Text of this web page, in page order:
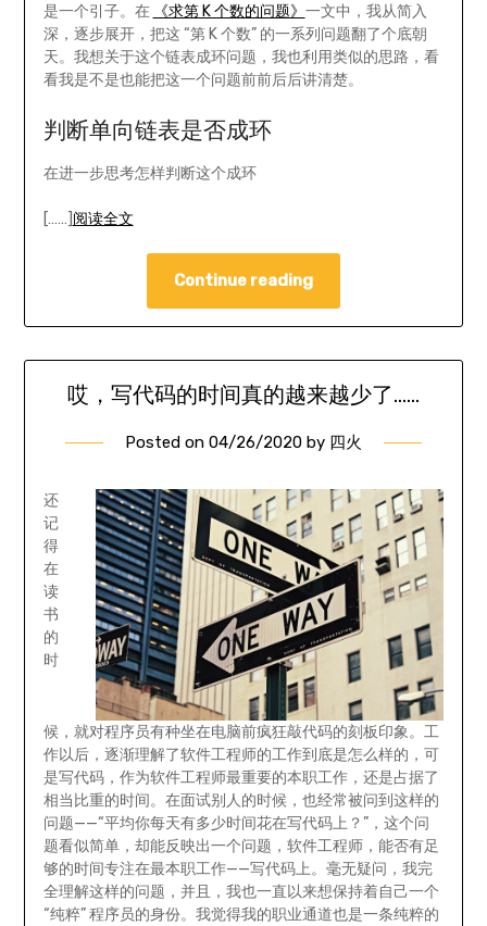
是一个引子。在
《求第 K 个数的问题》 一文中，我从简入
深，逐步展开，把这 “第 K 个数” 的一系列问题翻了个底朝
天。我想关于这个链表成环问题，我也利用类似的思路，看
看我是不是也能把这一个问题前前后后讲清楚。
判断单向链表是否成环
在进一步思考怎样判断这个成环
[……] 阅读全文
Continue reading
哎，写代码的时间真的越来越少了……
Posted on 04/26/2020 by 四火
还
记
得
在
读
书
的
时
候，就对程序员有种坐在电脑前疯狂敲代码的刻板印象。工
作以后，逐渐理解了软件工程师的工作到底是怎么样的，可
是写代码，作为软件工程师最重要的本职工作，还是占据了
相当比重的时间。在面试别人的时候，也经常被问到这样的
问题——“平均你每天有多少时间花在写代码上？”，这个问
题看似简单，却能反映出一个问题，软件工程师，能否有足
够的时间专注在最本职工作——写代码上。毫无疑问，我完
全理解这样的问题，并且，我也一直以来想保持着自己一个
“纯粹” 程序员的身份。我觉得我的职业通道也是一条纯粹的